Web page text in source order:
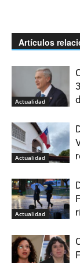
Artículos
Actualidad
Actualidad
Actualidad